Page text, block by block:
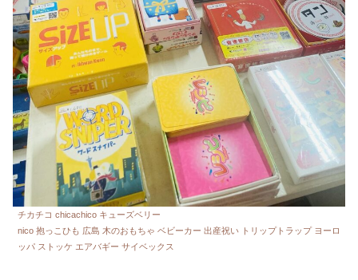
チカチコ chicachico キューズベリー
nico 抱っこひも 広島 木のおもちゃ ベビーカー 出産祝い トリップトラップ ヨーロ
ッパ ストッケ エアバギー サイベックス